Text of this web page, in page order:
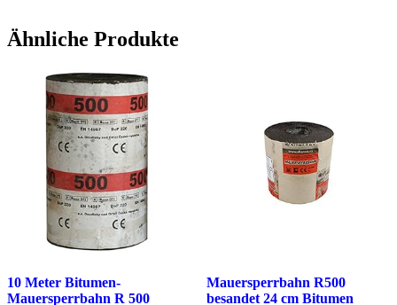
Ähnliche Produkte
10 Meter Bitumen-
Mauersperrbahn R 500
Mauersperrbahn R500
besandet 24 cm Bitumen